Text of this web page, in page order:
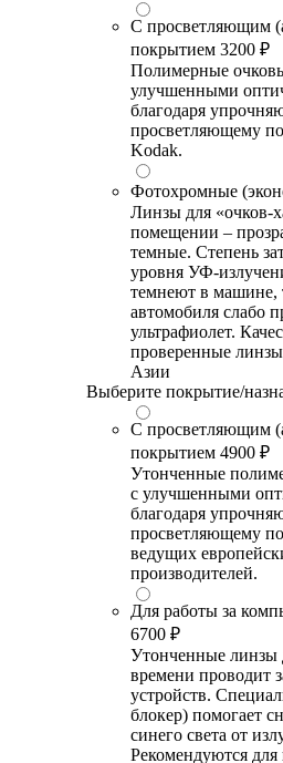
С просветляющим
покрытием 3200 ₽
Полимерные
улучшенными
благодаря
просветляющему
Kodak.
Фотохромные
Линзы для «очков-
помещении –
темные. Степень
уровня УФ-
темнеют в машине,
автомобиля слабо
ультрафиолет.
проверенные
Азии
Выберите покрытие/
С просветляющим
покрытием 4900 ₽
Утонченные
с улучшенными
благодаря
просветляющему
ведущих
производителей.
Для работы за
6700 ₽
Утонченные линзы
времени проводит
устройств.
блокер) помогает
синего света от
Рекомендуются для